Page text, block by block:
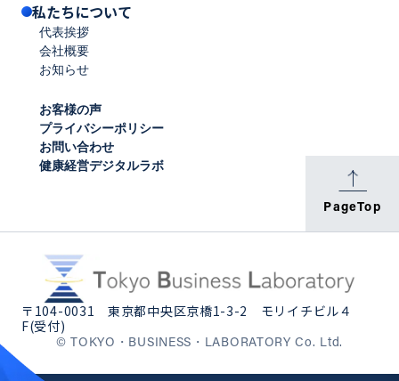
PageTop
私たちについて
代表挨拶
会社概要
お知らせ
お客様の声
プライバシーポリシー
お問い合わせ
健康経営デジタルラボ
〒104-0031 東京都中央区京橋1-3-2 モリイチビル４
F(受付)
© TOKYO・BUSINESS・LABORATORY Co. Ltd.